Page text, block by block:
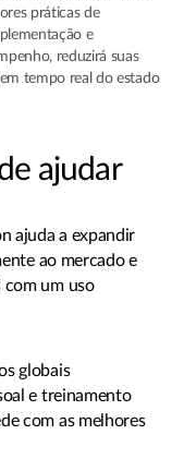
práticas de
e
reduzirá suas
tempo real do estado
ajudar
ajuda a expandir
ao mercado e
um uso
globais
e treinamento
com as melhores